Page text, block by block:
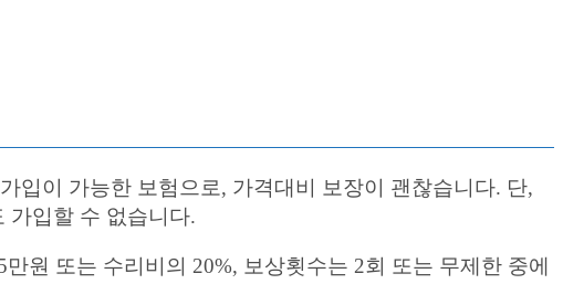
입이 가능한 보험으로, 가격대비 보장이 괜찮습니다. 단,
가입할 수 없습니다.
원 또는 수리비의 20%, 보상횟수는 2회 또는 무제한 중에